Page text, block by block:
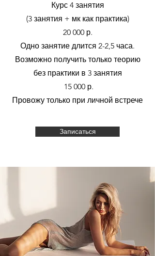
Курс 4 занятия
(3 занятия + мк как практика)
20 000 р.
Одно занятие длится 2-2,5 часа.
Возможно получить только теорию
без практики в 3 занятия
15 000 р.
Провожу только при личной встрече
Записаться